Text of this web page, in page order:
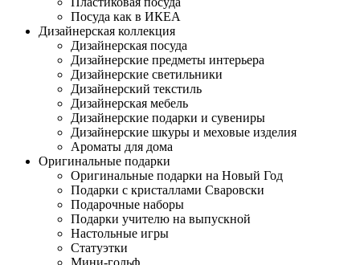
Посуда как в ИКЕА
Дизайнерская коллекция
Дизайнерская посуда
Дизайнерские предметы интерьера
Дизайнерские светильники
Дизайнерский текстиль
Дизайнерская мебель
Дизайнерские подарки и сувениры
Дизайнерские шкуры и меховые изделия
Ароматы для дома
Оригинальные подарки
Оригинальные подарки на Новый Год
Подарки с кристаллами Сваровски
Подарочные наборы
Подарки учителю на выпускной
Настольные игры
Статуэтки
Мини-гольф